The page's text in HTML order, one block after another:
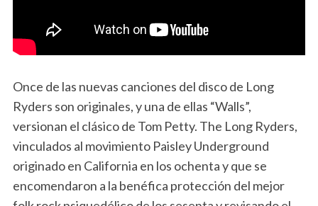
Once de las nuevas canciones del disco de Long
Ryders son originales, y una de ellas “Walls”,
versionan el clásico de Tom Petty. The Long Ryders,
vinculados al movimiento Paisley Underground
originado en California en los ochenta y que se
encomendaron a la benéfica protección del mejor